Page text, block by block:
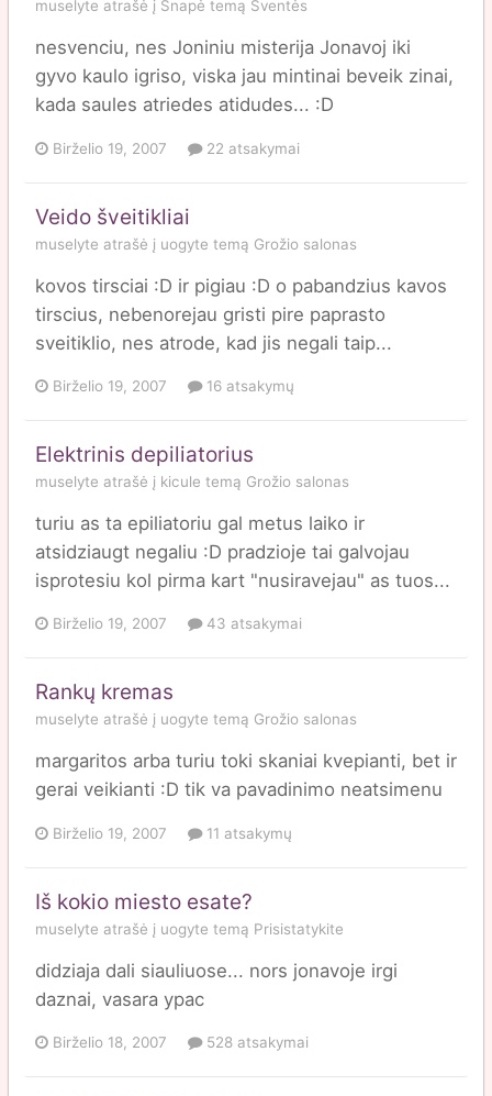
muselyte atrašė į Snapė temą Šventės
nesvenciu, nes Joniniu misterija Jonavoj iki
gyvo kaulo igriso, viska jau mintinai beveik zinai,
kada saules atriedes atidudes... :D
Birželio 19, 2007 22 atsakymai
Veido šveitikliai
muselyte atrašė į uogyte temą Grožio salonas
kovos tirsciai :D ir pigiau :D o pabandzius kavos
tirscius, nebenorejau gristi pire paprasto
sveitiklio, nes atrode, kad jis negali taip...
Birželio 19, 2007 16 atsakymų
Elektrinis depiliatorius
muselyte atrašė į kicule temą Grožio salonas
turiu as ta epiliatoriu gal metus laiko ir
atsidziaugt negaliu :D pradzioje tai galvojau
isprotesiu kol pirma kart "nusiravejau" as tuos...
Birželio 19, 2007 43 atsakymai
Rankų kremas
muselyte atrašė į uogyte temą Grožio salonas
margaritos arba turiu toki skaniai kvepianti, bet ir
gerai veikianti :D tik va pavadinimo neatsimenu
Birželio 19, 2007 11 atsakymų
Iš kokio miesto esate?
muselyte atrašė į uogyte temą Prisistatykite
didziaja dali siauliuose... nors jonavoje irgi
daznai, vasara ypac
Birželio 18, 2007 528 atsakymai